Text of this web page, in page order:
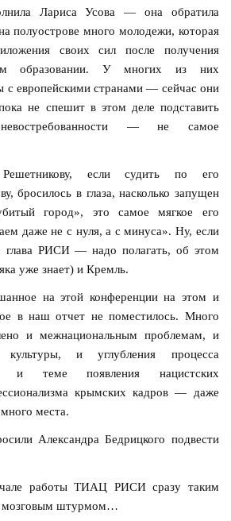
Лариса Усова — она обратила
полуострове много молодежи, которая
своих сил после получения
образовании. У многих из них
с европейскими странами — сейчас они
не спешит в этом деле подставить
— не самое
если судить по его
бросилось в глаза, насколько запущен
город», это самое мягкое его
даже не с нуля, а с минуса». Ну, если
глава РИСИ — надо полагать, об этом
уже знает) и Кремль.
на этой конференции на этом и
в наш отчет не поместилось. Много
и межнациональным проблемам, и
культуры, и углубления процесса
и теме появления нацистских
крымских кадров — даже
места.
Александра Бедрицкого подвести
работы ТИАЦ РИСИ сразу таким
штурмом…